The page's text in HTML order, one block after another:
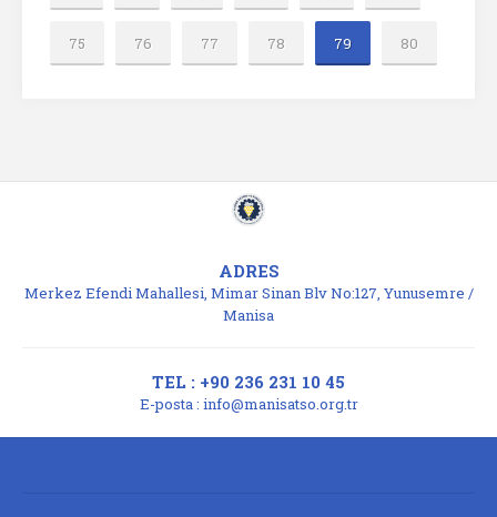
75 76 77 78 79 80
ADRES
Merkez Efendi Mahallesi, Mimar Sinan Blv No:127, Yunusemre /
Manisa
TEL : +90 236 231 10 45
E-posta : info@manisatso.org.tr